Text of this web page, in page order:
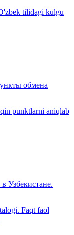
tilidagi kulgu
обмена
punktlarni aniqlab
Узбекистане.
Faqt faol